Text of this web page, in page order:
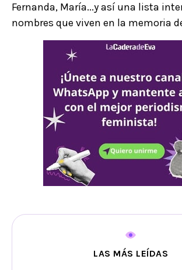
Fernanda, María...y así una lista
nombres que viven en la memoria
LAS MÁS LEÍDAS